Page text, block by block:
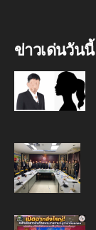
ข่าวเด่นวันนี้